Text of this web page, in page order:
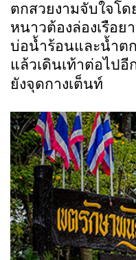
ตกสวยงามจับใจโ
หนาวต้องล่องเรือย
บ่อน้ำร้อนและน้ำต
แล้วเดินเท้าต่อไป
ยังจุดกางเต็นท์